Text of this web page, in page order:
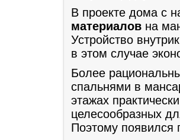
В проекте дома с
материалов на
Устройство
в этом случае
Более
спальнями в
этажах
целесообразных
Поэтому появился